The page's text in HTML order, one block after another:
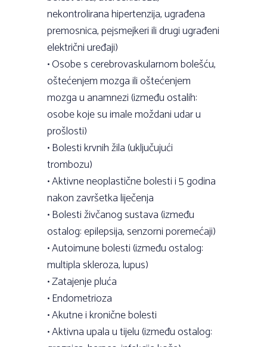
nekontrolirana hipertenzija, ugrađena
premosnica, pejsmejkeri ili drugi ugrađeni
električni uređaji)
• Osobe s cerebrovaskularnom bolešću,
oštećenjem mozga ili oštećenjem
mozga u anamnezi (između ostalih:
osobe koje su imale moždani udar u
prošlosti)
• Bolesti krvnih žila (uključujući
trombozu)
• Aktivne neoplastične bolesti i 5 godina
nakon završetka liječenja
• Bolesti živčanog sustava (između
ostalog: epilepsija, senzorni poremećaji)
• Autoimune bolesti (između ostalog:
multipla skleroza, lupus)
• Zatajenje pluća
• Endometrioza
• Akutne i kronične bolesti
• Aktivna upala u tijelu (između ostalog: